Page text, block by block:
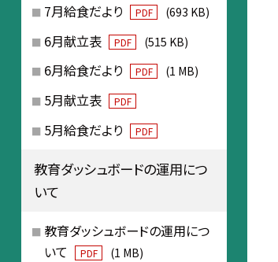
7月給食だより PDF (693 KB)
6月献立表 PDF (515 KB)
6月給食だより PDF (1 MB)
5月献立表 PDF
5月給食だより PDF
教育ダッシュボードの運用につ
いて
教育ダッシュボードの運用につ
いて
PDF (1 MB)